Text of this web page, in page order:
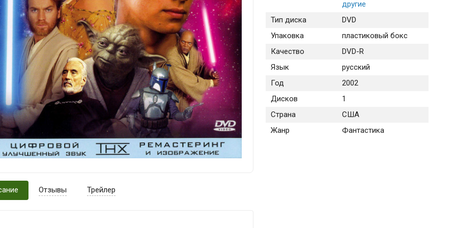
другие
Тип диска
DVD
Упаковка
пластиковый бокс
Качество
DVD-R
Язык
русский
Год
2002
Дисков
1
Страна
США
Жанр
Фантастика
Отзывы Трейлер